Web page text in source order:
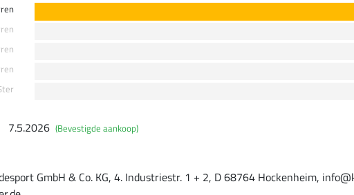
7.5.2026 (Bevestigde aankoop)
GmbH & Co. KG, 4. Industriestr. 1 + 2, D 68764 Hockenheim,